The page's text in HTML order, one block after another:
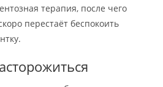
терапия, после чего
перестаёт беспокоить